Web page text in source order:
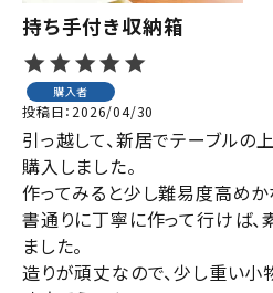
実店舗案内
デイサービス／
介護施設関係の方へ
最新のチラシはこちら
お問い合わせ
ACCOUNT MENU
ようこそ ゲスト 様
持ち手付き収納箱
購入者
投稿日 2026/04/30
引っ越して、新居でテーブルの
購入しました。
作ってみると少し難易度高めか
書通りに丁寧に作って行けば
ました。
造りが頑丈なので、少し重い